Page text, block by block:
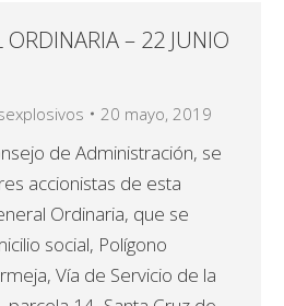
ORDINARIA – 22 JUNIO
20 mayo, 2019
de Administración, se
accionistas de esta
Ordinaria, que se
social, Polígono
Vía de Servicio de la